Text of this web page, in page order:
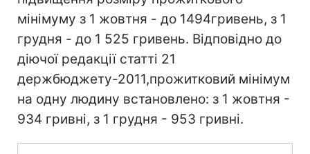
мінімуму з 1 жовтня - до 1494гривень, з 1
грудня - до 1 525 гривень. Відповідно до
діючої редакції статті 21
держбюджету-2011,прожитковий мінімум
на одну людину встановлено: з 1 жовтня -
934 гривні, з 1 грудня - 953 гривні.